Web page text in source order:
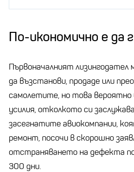
По-икономично е да
Първоначалният лизингодател
да възстанови, продаде или
самолетите, но това вероятно
усилия, отколкото си
засегнатите авиокомпании,
ремонт, посочи в скорошно
отстраняването на дефекта
300 дни.